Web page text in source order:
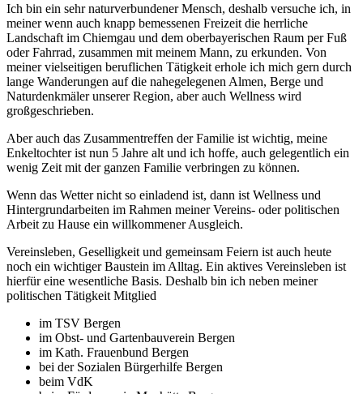
Ich bin ein sehr naturverbundener Mensch, deshalb versuche ich, in
meiner wenn auch knapp bemessenen Freizeit die herrliche
Landschaft im Chiemgau und dem oberbayerischen Raum per Fuß
oder Fahrrad, zusammen mit meinem Mann, zu erkunden. Von
meiner vielseitigen beruflichen Tätigkeit erhole ich mich gern durch
lange Wanderungen auf die nahegelegenen Almen, Berge und
Naturdenkmäler unserer Region, aber auch Wellness wird
großgeschrieben.
Aber auch das Zusammentreffen der Familie ist wichtig, meine
Enkeltochter ist nun 5 Jahre alt und ich hoffe, auch gelegentlich ein
wenig Zeit mit der ganzen Familie verbringen zu können.
Wenn das Wetter nicht so einladend ist, dann ist Wellness und
Hintergrundarbeiten im Rahmen meiner Vereins- oder politischen
Arbeit zu Hause ein willkommener Ausgleich.
Vereinsleben, Geselligkeit und gemeinsam Feiern ist auch heute
noch ein wichtiger Baustein im Alltag. Ein aktives Vereinsleben ist
hierfür eine wesentliche Basis. Deshalb bin ich neben meiner
politischen Tätigkeit Mitglied
im TSV Bergen
im Obst- und Gartenbauverein Bergen
im Kath. Frauenbund Bergen
bei der Sozialen Bürgerhilfe Bergen
beim VdK